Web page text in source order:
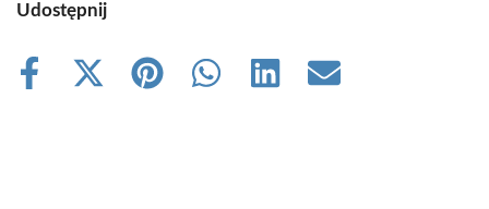
Udostępnij
Share
Share
Share
Share
Share
Share